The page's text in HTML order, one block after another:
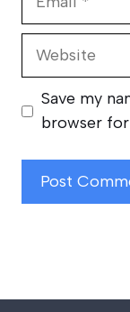
Website
Save my
browser